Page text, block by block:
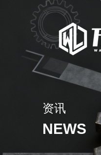
资讯
NEWS